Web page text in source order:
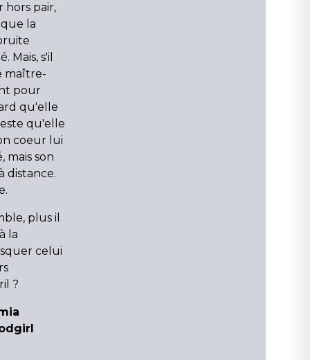
hors pair,
la
Mais, s'il
maître-
pour
qu'elle
qu'elle
coeur lui
mais son
distance.
plus il
la
celui
?